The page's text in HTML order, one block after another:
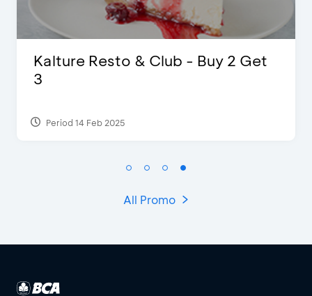
D’Cost - Discount 50% Food &
Period 17 Sep 2023
All Promo